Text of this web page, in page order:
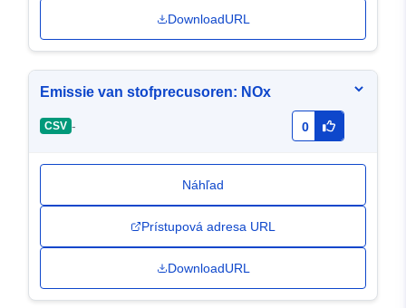
DownloadURL
Emissie van stofprecusoren: NOx
CSV - 0
Náhľad
Prístupová adresa URL
DownloadURL